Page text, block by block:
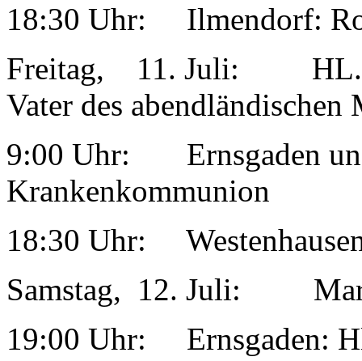
18:30 Uhr: Ilmendorf:
Freitag, 11. Juli: HL.
Vater des
9:00 Uhr: Ernsgaden
Krankenkommunion
18:30 Uhr:
Samstag, 12. Juli:
19:00 Uhr: Ernsgaden: